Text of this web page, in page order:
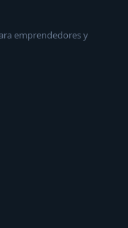
emprendedores y